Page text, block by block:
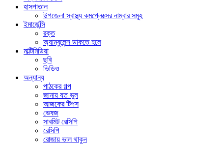
হাসপাতাল
উপজেলা স্বাস্থ্য কমপ্লেক্সের নাম্বার সমূহ
ইমার্জেন্সি
রক্ত
অ্যাম্বুলেন্স ডাকতে হলে
মাল্টিমিডিয়া
ছবি
ভিডিও
অন্যান্য
পাঠকের গল্প
জানায় যত ভুল
আজকের টিপস
ভেষজ
সাবমিট রেসিপি
রেসিপি
রোজায় ভাল থাকুন